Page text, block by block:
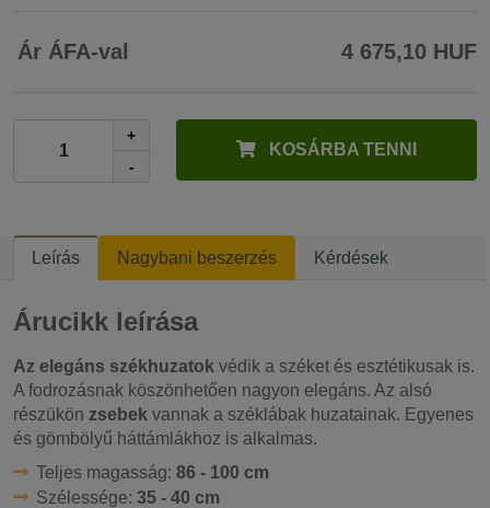
Ár ÁFA-val 4 675,10 HUF
+
-
KOSÁRBA TENNI
Leírás Nagybani beszerzés Kérdések
Árucikk leírása
Az elegáns székhuzatok védik a széket és esztétikusak is.
A fodrozásnak köszönhetően nagyon elegáns. Az alsó
részükön zsebek vannak a széklábak huzatainak. Egyenes
és gömbölyű háttámlákhoz is alkalmas.
Teljes magasság: 86 - 100 cm
Szélessége: 35 - 40 cm